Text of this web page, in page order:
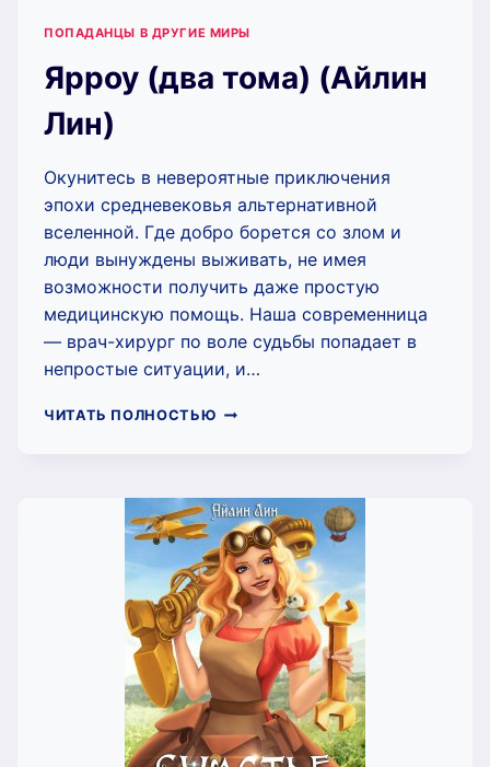
ПОПАДАНЦЫ В ДРУГИЕ МИРЫ
Ярроу (два тома) (Айлин
Лин)
Окунитесь в невероятные приключения
эпохи средневековья альтернативной
вселенной. Где добро борется со злом и
люди вынуждены выживать, не имея
возможности получить даже простую
медицинскую помощь. Наша современница
— врач-хирург по воле судьбы попадает в
непростые ситуации, и…
ЧИТАТЬ ПОЛНОСТЬЮ ЯРРОУ
ЛИН)